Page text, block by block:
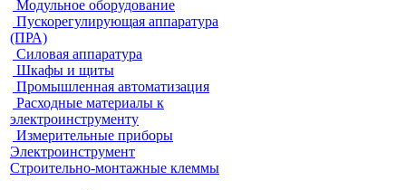
Модульное оборудование
Пускорегулирующая аппаратура
(ПРА)
Силовая аппаратура
Шкафы и щиты
Промышленная автоматизация
Расходные материалы к
электроинструменту
Измерительные приборы
Электроинструмент
Строительно-монтажные клеммы